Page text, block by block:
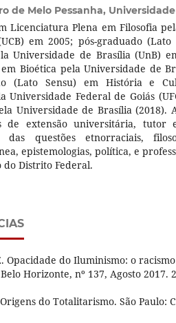
de Melo Pessanha,
Licenciatura Plena em Filosofia
em 2005; pós-graduado (Lato
Universidade de Brasília (UnB)
Bioética pela Universidade de
(Lato Sensu) em História e
Universidade Federal de Goiás
Universidade de Brasília (2018).
de extensão universitária, tutor
das questões etnorraciais,
epistemologias, política, e
do Distrito Federal.
Opacidade do Iluminismo: o
Horizonte, nº 137, Agosto 2017.
do Totalitarismo. São Paulo: